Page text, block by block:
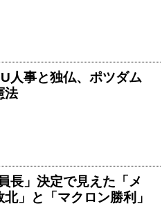
人事と独仏、ポツダム
法
長」決定で見えた「メ
」と「マクロン勝利」